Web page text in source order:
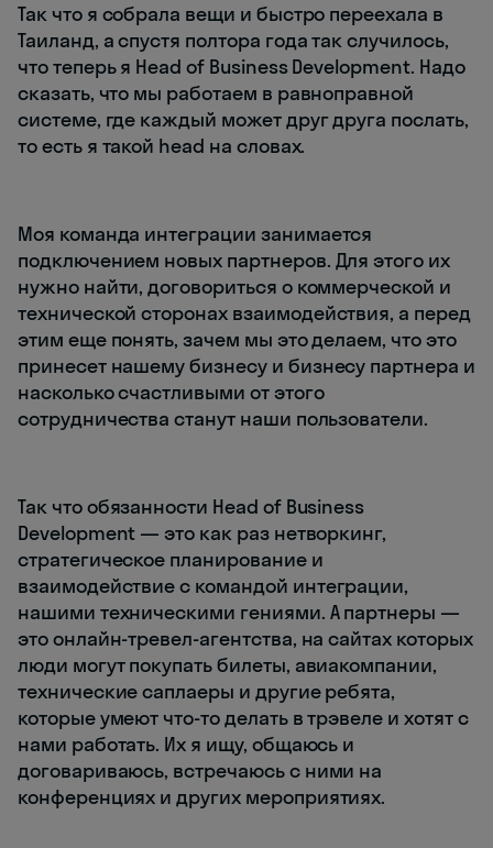
Так что я собрала вещи и быстро переехала в
Таиланд, а спустя полтора года так случилось,
что теперь я Head of Business Development. Надо
сказать, что мы работаем в равноправной
системе, где каждый может друг друга послать,
то есть я такой head на словах.
Моя команда интеграции занимается
подключением новых партнеров. Для этого их
нужно найти, договориться о коммерческой и
технической сторонах взаимодействия, а перед
этим еще понять, зачем мы это делаем, что это
принесет нашему бизнесу и бизнесу партнера и
насколько счастливыми от этого
сотрудничества станут наши пользователи.
Так что обязанности Head of Business
Development — это как раз нетворкинг,
стратегическое планирование и
взаимодействие с командой интеграции,
нашими техническими гениями. А партнеры —
это онлайн-тревел-агентства, на сайтах которых
люди могут покупать билеты, авиакомпании,
технические саплаеры и другие ребята,
которые умеют что-то делать в трэвеле и хотят с
нами работать. Их я ищу, общаюсь и
договариваюсь, встречаюсь с ними на
конференциях и других мероприятиях.